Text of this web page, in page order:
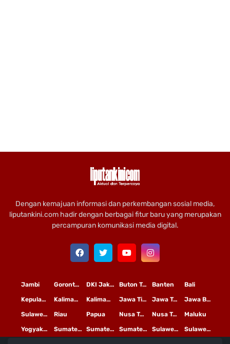
Dengan kemajuan informasi dan perkembangan sosial media,
liputankini.com hadir dengan berbagai fitur baru yang merupakan
percampuran komunikasi media digital.
Bali
Banten
Buton Tengah
DKI Jakarta
Gorontalo
Jambi
Jawa Barat
Jawa Tengah
Jawa Timur
Kalimantan Tengah
Kalimantan Timur
Kepulauan Riau
Maluku
Nusa Tenggara Barat
Nusa Tenggara Timur
Papua
Riau
Sulawesi Selatan
Sulawesi Tengah
Sulawesi Utara
Sumatera Barat
Sumatera Selatan
Sumatera Utara
Yogyakarta